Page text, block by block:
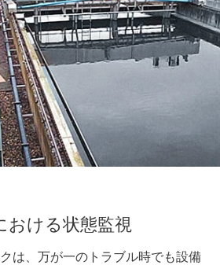
おける状態監視
は、万が一のトラブル時でも設備